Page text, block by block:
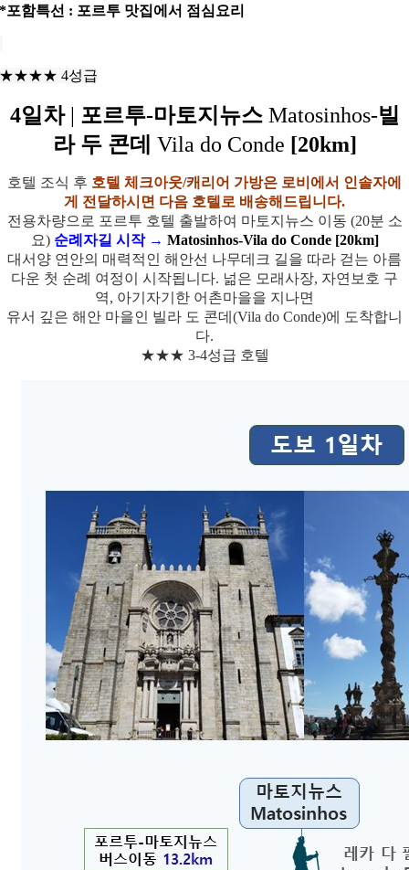
*포함특선 : 포르투 맛집에서 점심요리
★★★★4성급
4일차 | 포르투-마토지뉴스 Matosinhos-빌
라 두 콘데 Vila do Conde [20km]
호텔 조식 후 호텔 체크아웃/캐리어 가방은 로비에서 인솔자에
게 전달하시면 다음 호텔로 배송해드립니다.
전용차량으로 포르투 호텔 출발하여 마토지뉴스 이동 (20분 소
요) 순례자길 시작 → Matosinhos-Vila do Conde [20km]
대서양 연안의 매력적인 해안선 나무데크 길을 따라 걷는 아름
다운 첫 순례 여정이 시작됩니다. 넒은 모래사장, 자연보호 구
역, 아기자기한 어촌마을을 지나면
유서 깊은 해안 마을인 빌라 도 콘데(Vila do Conde)에 도착합니
다.
★★★ 3-4성급 호텔